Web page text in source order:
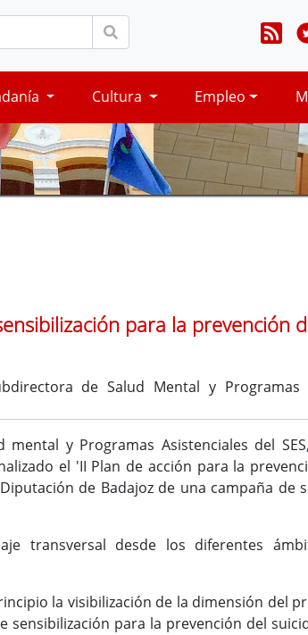
Cultura Empleo
para la prevención
de Salud Mental y Programas
y Programas Asistenciales del
el 'II Plan de acción para la
de Badajoz de una campaña de
transversal desde los diferentes
la visibilización de la dimensión del
sensibilización para la prevención del